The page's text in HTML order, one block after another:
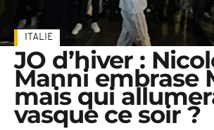
ITALIE
JO d’hiver :
Manni embrase
mais qui
vasque ce soir ?